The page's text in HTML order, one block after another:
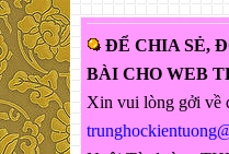
ĐỂ CHIA SẺ,
BÀI CHO WEB
Xin vui lòng gởi về